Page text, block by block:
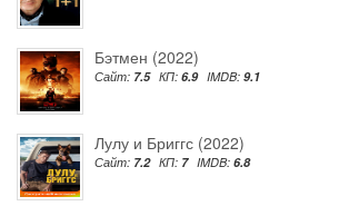
Бэтмен (2022)
Сайт: 7.5 КП: 6.9 IMDB: 9.1
Лулу и Бриггс (2022)
Сайт: 7.2 КП: 7 IMDB: 6.8